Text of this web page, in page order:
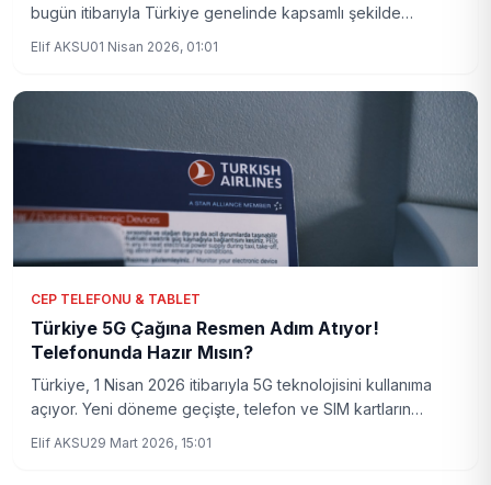
bugün itibarıyla Türkiye genelinde kapsamlı şekilde
Elif AKSU01 Nisan 2026, 01:01
CEP TELEFONU & TABLET
Türkiye 5G Çağına Resmen Adım Atıyor!
Telefonunda Hazır Mısın?
Türkiye, 1 Nisan 2026 itibarıyla 5G teknolojisini kullanıma
açıyor. Yeni döneme geçişte, telefon ve SIM kartların
Elif AKSU29 Mart 2026, 15:01